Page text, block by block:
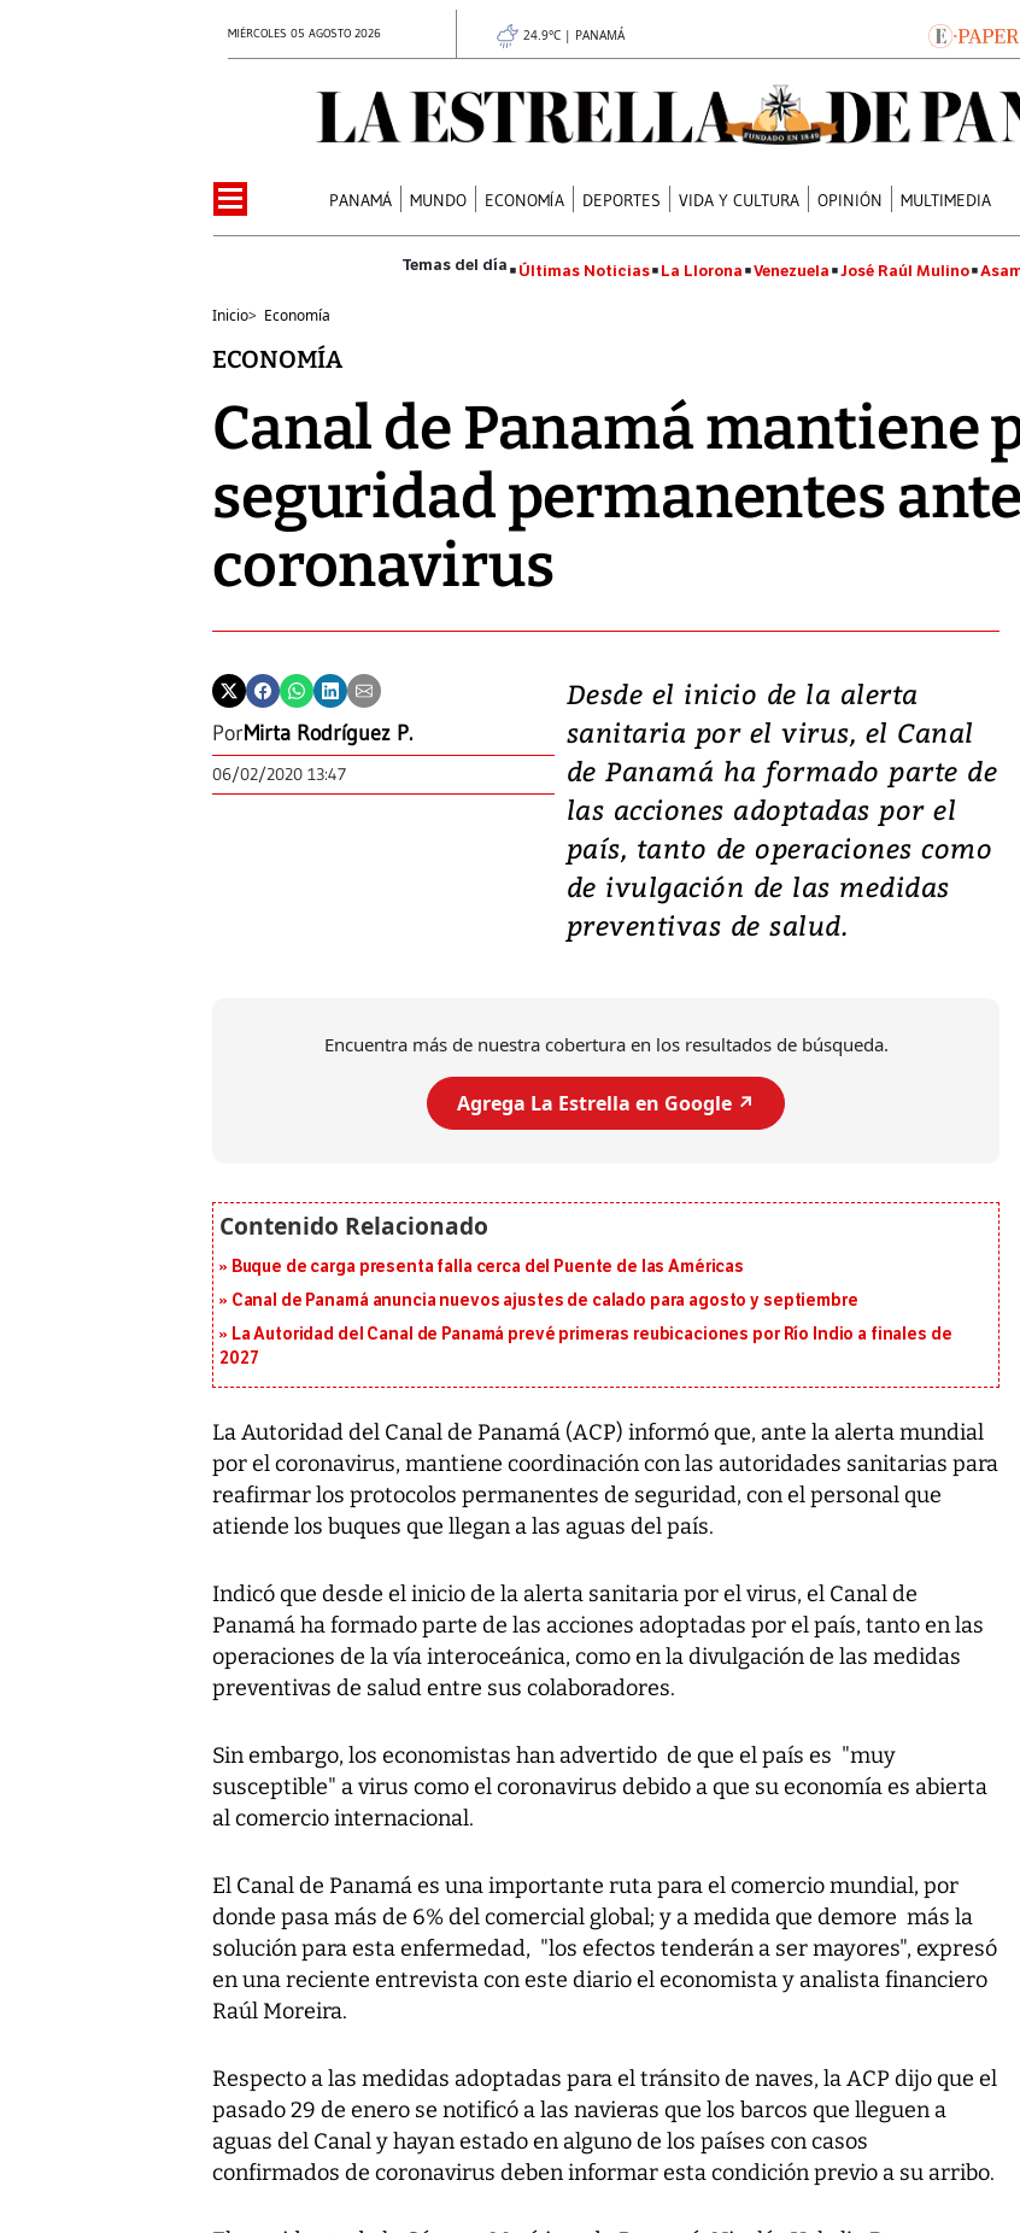
MIÉRCOLES 05 AGOSTO 2026 24.9°C | PANAMÁ
PANAMÁ MUNDO ECONOMÍA DEPORTES VIDA Y CULTURA OPINIÓN MULTIMEDIA
Últimas Noticias La Llorona Venezuela José Raúl Mulino
Inicio> Economía
ECONOMÍA
Canal de Panamá mantiene
seguridad permanentes
coronavirus
PorMirta Rodríguez P.
06/02/2020 13:47
Desde el inicio de la alerta
sanitaria por el virus, el Canal
de Panamá ha formado parte de
las acciones adoptadas por el
país, tanto de operaciones como
de ivulgación de las medidas
preventivas de salud.
Encuentra más de nuestra cobertura en los resultados de búsqueda.
Agrega La Estrella en Google ↗️
Buque de carga presenta falla cerca del Puente de las Américas
Canal de Panamá anuncia nuevos ajustes de calado para agosto y septiembre
La Autoridad del Canal de Panamá prevé primeras reubicaciones por Río Indio a finales de
2027
La Autoridad del Canal de Panamá (ACP) informó que, ante la alerta mundial
por el coronavirus, mantiene coordinación con las autoridades sanitarias para
reafirmar los protocolos permanentes de seguridad, con el personal que
atiende los buques que llegan a las aguas del país.
Indicó que desde el inicio de la alerta sanitaria por el virus, el Canal de
Panamá ha formado parte de las acciones adoptadas por el país, tanto en las
operaciones de la vía interoceánica, como en la divulgación de las medidas
preventivas de salud entre sus colaboradores.
Sin embargo, los economistas han advertido de que el país es "muy
susceptible" a virus como el coronavirus debido a que su economía es abierta
al comercio internacional.
El Canal de Panamá es una importante ruta para el comercio mundial, por
donde pasa más de 6% del comercial global; y a medida que demore más la
solución para esta enfermedad, "los efectos tenderán a ser mayores", expresó
en una reciente entrevista con este diario el economista y analista financiero
Raúl Moreira.
Respecto a las medidas adoptadas para el tránsito de naves, la ACP dijo que el
pasado 29 de enero se notificó a las navieras que los barcos que lleguen a
aguas del Canal y hayan estado en alguno de los países con casos
confirmados de coronavirus deben informar esta condición previo a su arribo.
Video, Japón: Terremoto
deja heridos y graves
daños en Kumamoto
7,1 se registró este martes 28 de
julio en la prefectura de Kumamoto,
al sur de Japón, provocando una